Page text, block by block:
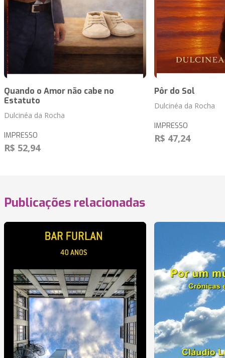
Quando o Amor não cabe no
Estatuto
Dulcinéa da Rocha
IMPRESSO
R$ 52,94
Pôr do Sol
Dulcinéa da Rocha
IMPRESSO
R$ 47,24
Publicações relacionadas